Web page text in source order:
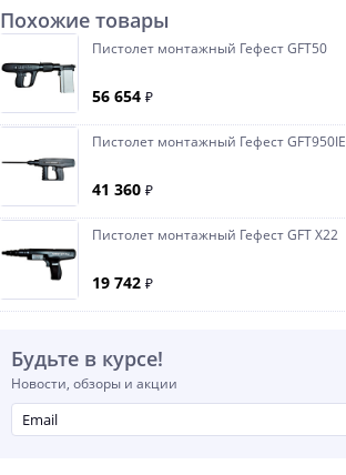
Похожие товары
Пистолет монтажный Гефест GFT50
56 654 ₽
Пистолет монтажный Гефест GFT950IE
41 360 ₽
Пистолет монтажный Гефест GFT X22
19 742 ₽
Будьте в курсе!
Новости, обзоры и акции